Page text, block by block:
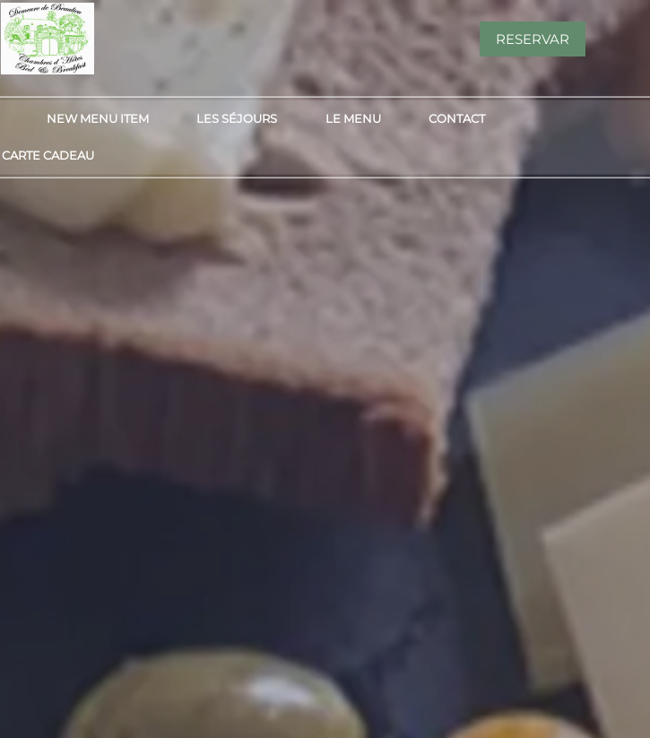
RESERVAR
NEW MENU ITEM LES SÉJOURS LE MENU CONTACT
CARTE CADEAU